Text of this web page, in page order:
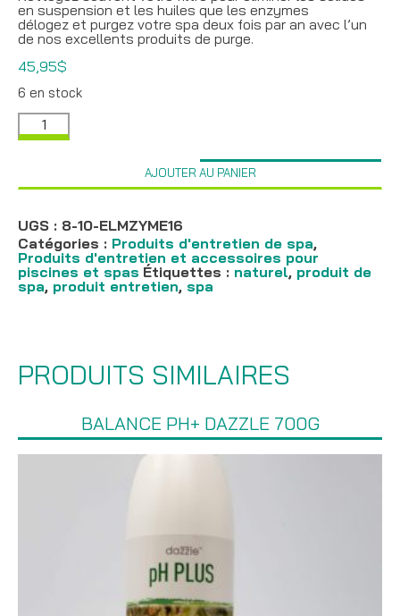
en suspension et les huiles que les enzymes
délogez et purgez votre spa deux fois par an avec l’un
de nos excellents produits de purge.
45,95$
6 en stock
quantité
de
AJOUTER AU PANIER
UGS : 8-10-ELMZYME16
Catégories : Produits d'entretien de spa,
Produits d'entretien et accessoires pour
piscines et spas Étiquettes : naturel, produit de
spa, produit entretien, spa
PRODUITS SIMILAIRES
BALANCE PH+ DAZZLE 700G